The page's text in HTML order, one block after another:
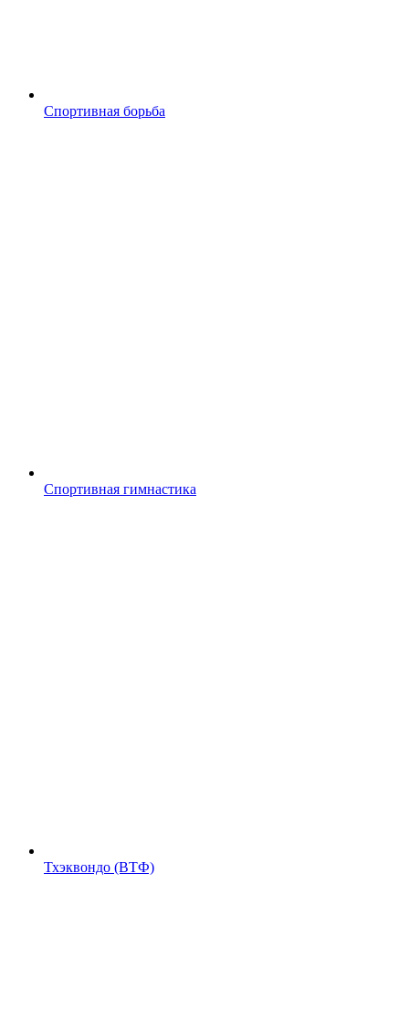
Спортивная борьба
Спортивная гимнастика
Тхэквондо (ВТФ)